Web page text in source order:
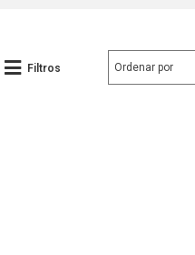
Filtros